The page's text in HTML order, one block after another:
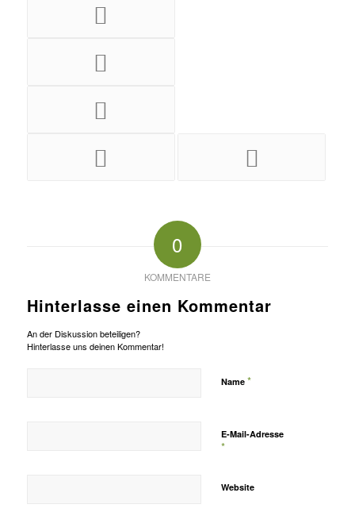
0
KOMMENTARE
Hinterlasse einen Kommentar
An der Diskussion beteiligen?
Hinterlasse uns deinen Kommentar!
Name *
E-Mail-Adresse
*
Website